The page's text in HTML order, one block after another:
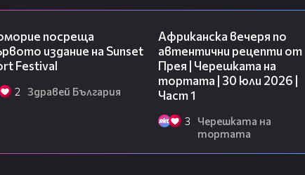
посреща
издание на Sunset
Festival
2 Здравей България
Африканска вечеря по
автентични рецепти от
Прея | Черешката на
тортата | 30 юли 2026 |
Част 1
3
Черешката на
тортата